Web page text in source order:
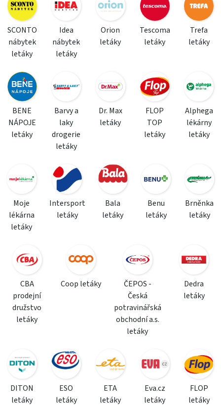
SCONTO
nábytek
letáky
Idea
nábytek
letáky
Orion
letáky
Tescoma
letáky
Trefa
letáky
BENE
NÁPOJE
letáky
Barvy a
laky
drogerie
letáky
Dr. Max
letáky
FLOP
TOP
letáky
Alphega
lékárny
letáky
Moje
lékárna
letáky
Intersport
letáky
Bala
letáky
Benu
letáky
Brněnka
letáky
CBA
prodejní
družstvo
letáky
Coop letáky
ČEPOS -
Česká
potravinářská
obchodní a.s.
letáky
Dedra
letáky
DITON
letáky
ESO
letáky
ETA
letáky
Eva.cz
letáky
FLOP
letáky